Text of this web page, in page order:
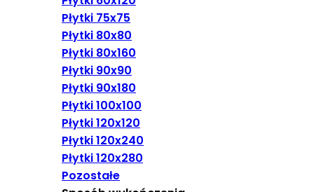
Płytki 75x75
Płytki 80x80
Płytki 80x160
Płytki 90x90
Płytki 90x180
Płytki 100x100
Płytki 120x120
Płytki 120x240
Płytki 120x280
Pozostałe